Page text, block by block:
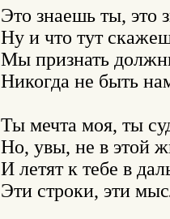
Это знаешь ты, это
Ну и что тут
Мы признать
Никогда не быть
Ты мечта моя, ты
Но, увы, не в этой
И летят к тебе в
Эти строки, эти